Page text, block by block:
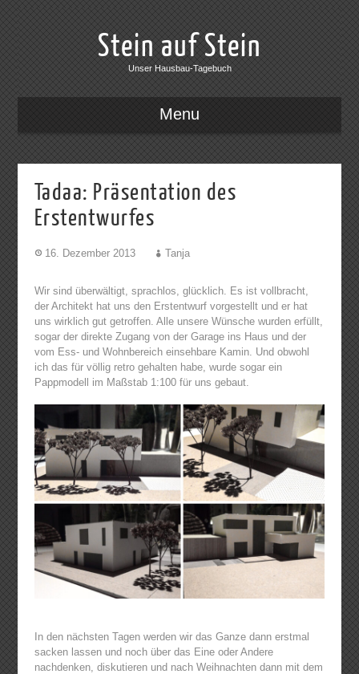
Stein auf Stein
Unser Hausbau-Tagebuch
Menu
Tadaa: Präsentation des
Erstentwurfes
16. Dezember 2013 Tanja
Wir sind überwältigt, sprachlos, glücklich. Es ist vollbracht,
der Architekt hat uns den Erstentwurf vorgestellt und er hat
uns wirklich gut getroffen. Alle unsere Wünsche wurden erfüllt,
sogar der direkte Zugang von der Garage ins Haus und der
vom Ess- und Wohnbereich einsehbare Kamin. Und obwohl
ich das für völlig retro gehalten habe, wurde sogar ein
Pappmodell im Maßstab 1:100 für uns gebaut.
In den nächsten Tagen werden wir das Ganze dann erstmal
sacken lassen und noch über das Eine oder Andere
nachdenken, diskutieren und nach Weihnachten dann mit dem